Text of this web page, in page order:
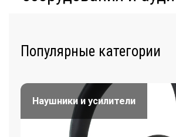
Популярные категории
Наушники и усилители